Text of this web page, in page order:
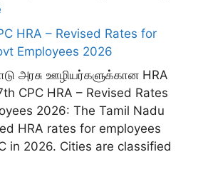
HRA – Revised Rates for
Employees 2026
அரசு ஊழியர்களுக்கான HRA
CPC HRA – Revised Rates
2026: The Tamil Nadu
HRA rates for employees
in 2026. Cities are classified